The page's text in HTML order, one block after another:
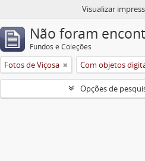
Visualizar
Não foram
Fundos e Coleções
Fotos de Viçosa Com objetos
Opções de